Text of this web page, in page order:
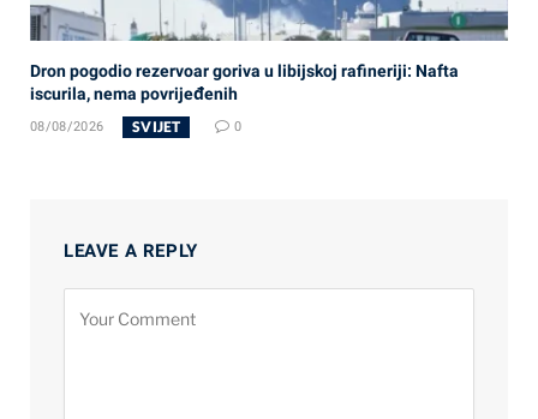
Dron pogodio rezervoar goriva u libijskoj rafineriji: Nafta
iscurila, nema povrijeđenih
08/08/2026 SVIJET 0
LEAVE A REPLY